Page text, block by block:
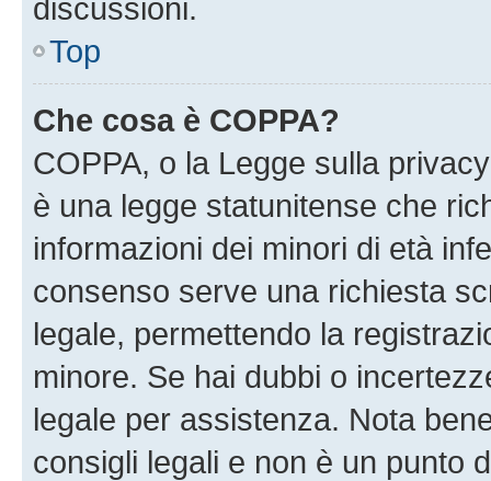
discussioni.
Top
Che cosa è COPPA?
COPPA, o la Legge sulla
è una legge statunitense che
informazioni dei minori di età
consenso serve una richiesta
legale, permettendo la
minore. Se hai dubbi o
legale per assistenza. Nota
consigli legali e non è un punto